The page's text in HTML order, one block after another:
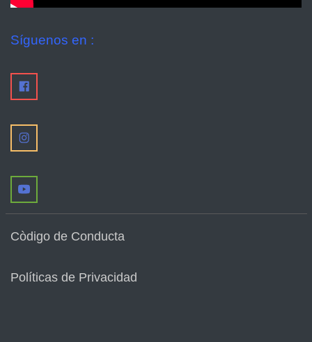
Síguenos en :
Còdigo de Conducta
Políticas de Privacidad